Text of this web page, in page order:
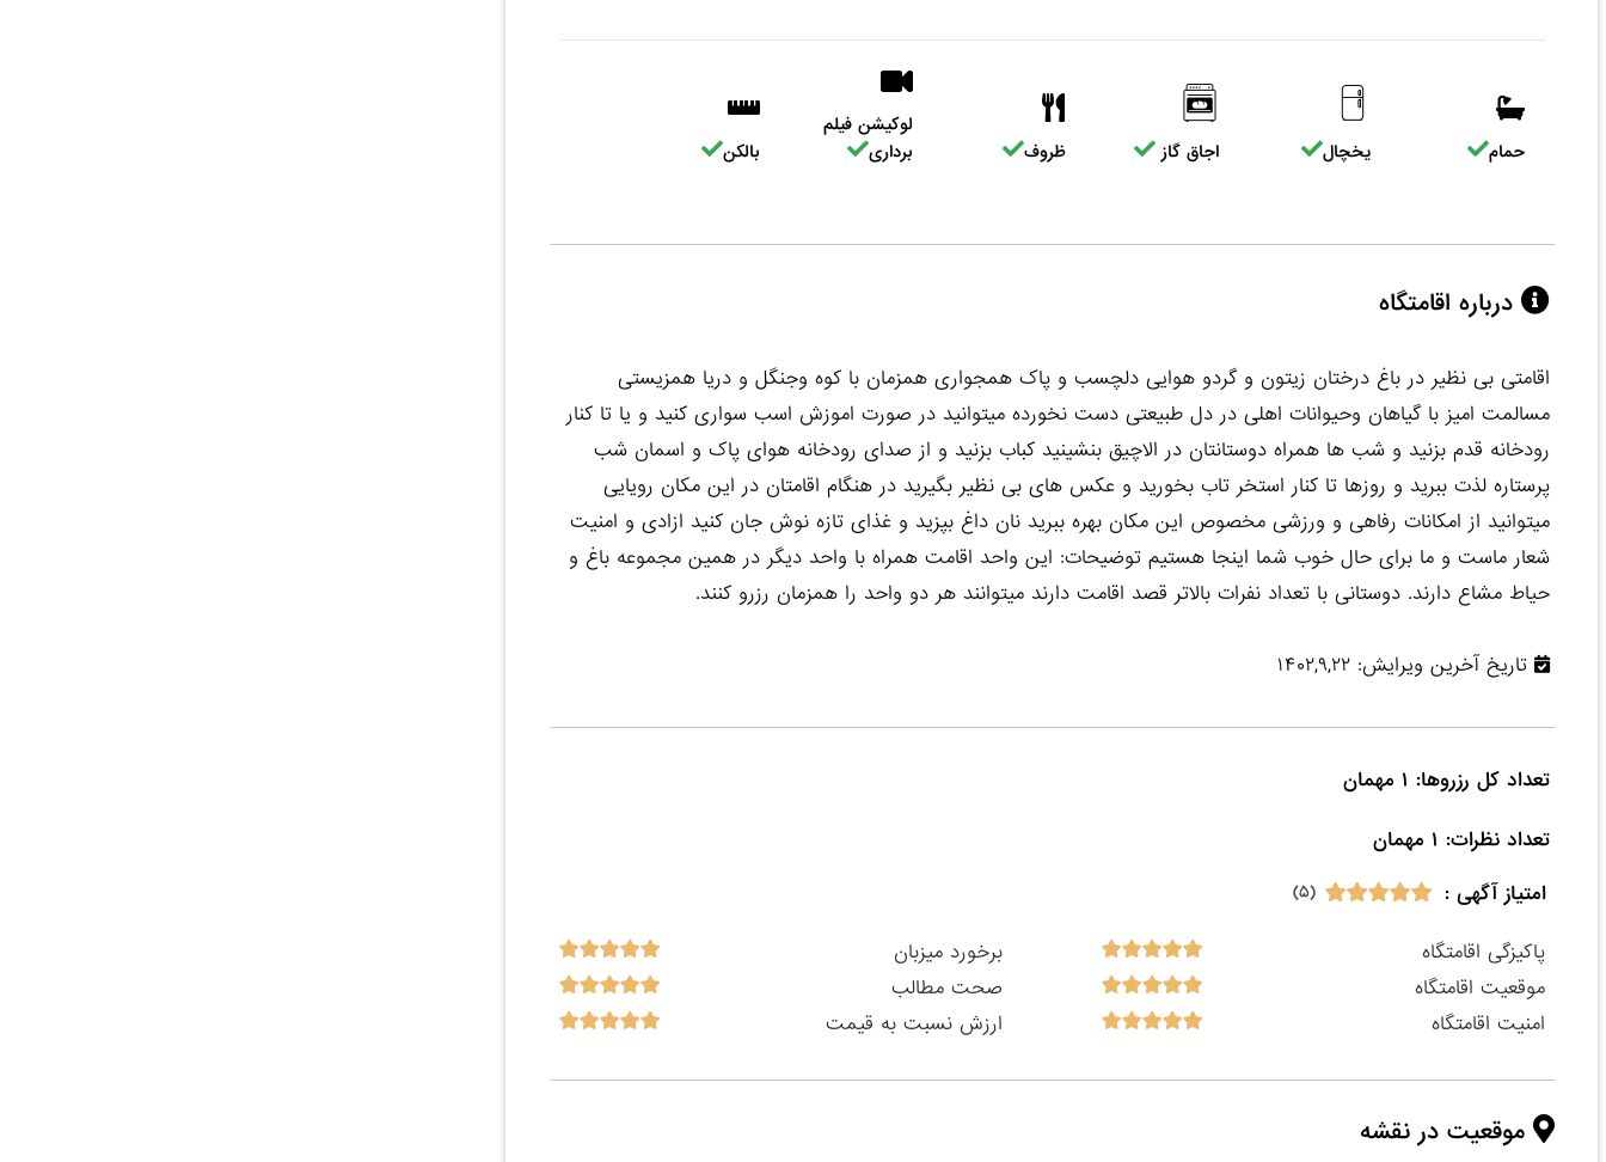
حمام یخچال اجاق گاز ظروف
لوکیشن فیلم
برداری
بالکن
درباره اقامتگاه
اقامتی بی نظیر در باغ درختان زیتون و گردو هوایی دلچسب و پاک همجواری همزمان با کوه و‌جنگل و دریا همزیستی
مسالمت امیز با گیاهان و‌حیوانات اهلی در دل طبیعتی دست نخورده میتوانید در صورت اموزش اسب سواری کنید و یا تا کنار
رودخانه قدم بزنید و شب ها همراه دوستانتان در الاچیق بنشینید کباب بزنید و از صدای رودخانه هوای پاک و اسمان شب
پرستاره لذت ببرید و روزها تا کنار استخر تاب بخورید و عکس های بی نظیر بگیرید در هنگام اقامتان در این مکان رویایی
میتوانید از امکانات رفاهی و ورزشی مخصوص این مکان بهره ببرید نان داغ بپزید و غذای تازه نوش جان کنید ازادی و امنیت
شعار ماست و ما برای حال خوب شما اینجا هستیم توضیحات: این واحد اقامت همراه با واحد دیگر در همین مجموعه باغ و
حیاط مشاع دارند. دوستانی با تعداد نفرات بالاتر قصد اقامت دارند میتوانند هر دو واحد را همزمان رزرو کنند.
تاریخ آخرین ویرایش: ۱۴۰۲,۹,۲۲
تعداد نظرات: ۱ مهمان
امتیاز آگهی :
(۵)
پاکیزگی اقامتگاه
برخورد میزبان
موقعیت اقامتگاه
صحت مطالب
امنیت اقامتگاه
ارزش نسبت به قیمت
موقعیت در نقشه